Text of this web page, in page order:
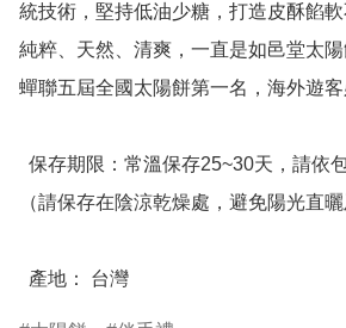
統技術，堅持低油少糖，打造皮酥餡軟
純粹、天然、清爽，一直是如邑堂太陽
蟬聯五屆全國太陽餅第一名，海外遊客
（請保存在陰涼乾燥處，避免陽光直曬
  產地： 台灣